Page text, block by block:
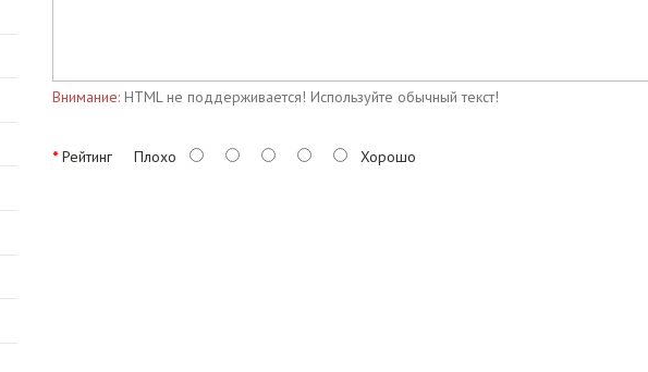
Внимание:HTML не поддерживается! Используйте обычный текст!
РейтингПлохо Хорошо